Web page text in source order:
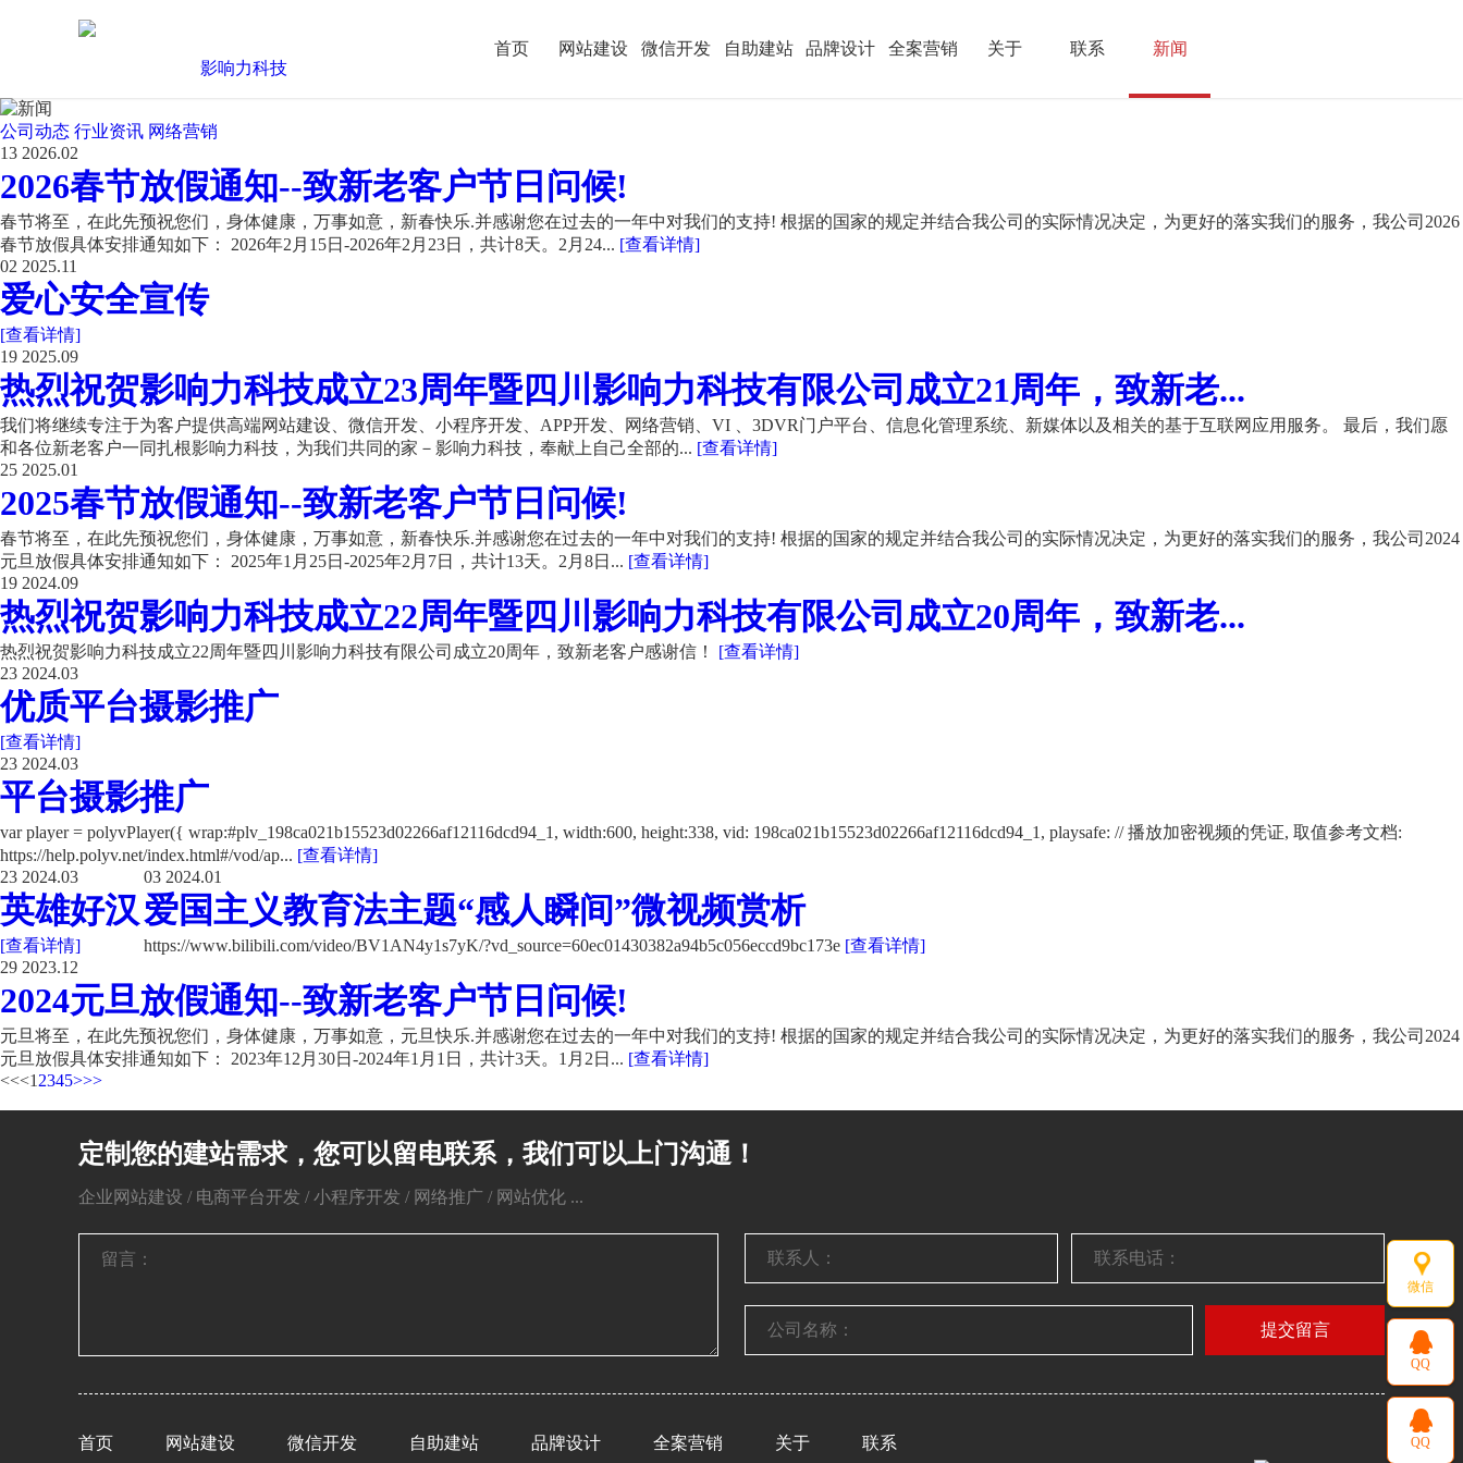
首页 网站建设 微信开发 自助建站 品牌设计 全案营销 关于 联系 新闻
公司动态 行业资讯 网络营销
13 2026.02
2026春节放假通知--致新老客户节日问候!
春节将至，在此先预祝您们，身体健康，万事如意，新春快乐.并感谢您在过去的一年中对我们的支持! 根据的国家的规定并结合我公司的实际情况决定，为更好的落实我们的服务，我公司2026
春节放假具体安排通知如下： 2026年2月15日-2026年2月23日，共计8天。2月24... [查看详情]
02 2025.11
爱心安全宣传
[查看详情]
19 2025.09
热烈祝贺影响力科技成立23周年暨四川影响力科技有限公司成立21周年，致新老...
我们将继续专注于为客户提供高端网站建设、微信开发、小程序开发、APP开发、网络营销、VI 、3DVR门户平台、信息化管理系统、新媒体以及相关的基于互联网应用服务。 最后，我们愿
和各位新老客户一同扎根影响力科技，为我们共同的家－影响力科技，奉献上自己全部的... [查看详情]
25 2025.01
2025春节放假通知--致新老客户节日问候!
春节将至，在此先预祝您们，身体健康，万事如意，新春快乐.并感谢您在过去的一年中对我们的支持! 根据的国家的规定并结合我公司的实际情况决定，为更好的落实我们的服务，我公司2024
元旦放假具体安排通知如下： 2025年1月25日-2025年2月7日，共计13天。2月8日... [查看详情]
19 2024.09
热烈祝贺影响力科技成立22周年暨四川影响力科技有限公司成立20周年，致新老...
热烈祝贺影响力科技成立22周年暨四川影响力科技有限公司成立20周年，致新老客户感谢信！ [查看详情]
23 2024.03
优质平台摄影推广
[查看详情]
23 2024.03
平台摄影推广
var player = polyvPlayer({ wrap:#plv_198ca021b15523d02266af12116dcd94_1, width:600, height:338, vid: 198ca021b15523d02266af12116dcd94_1, playsafe: // 播放加密视频的凭证, 取值参考文档:
https://help.polyv.net/index.html#/vod/ap... [查看详情]
23 2024.03
英雄好汉
[查看详情]
03 2024.01
爱国主义教育法主题“感人瞬间”微视频赏析
https://www.bilibili.com/video/BV1AN4y1s7yK/?vd_source=60ec01430382a94b5c056eccd9bc173e [查看详情]
29 2023.12
2024元旦放假通知--致新老客户节日问候!
元旦将至，在此先预祝您们，身体健康，万事如意，元旦快乐.并感谢您在过去的一年中对我们的支持! 根据的国家的规定并结合我公司的实际情况决定，为更好的落实我们的服务，我公司2024
元旦放假具体安排通知如下： 2023年12月30日-2024年1月1日，共计3天。1月2日... [查看详情]
<<<1 2345>>>
定制您的建站需求，您可以留电联系，我们可以上门沟通！
企业网站建设 / 电商平台开发 / 小程序开发 / 网络推广 / 网站优化 ...
提交留言
首页 网站建设 微信开发 自助建站 品牌设计 全案营销 关于 联系
QQ
QQ
微信